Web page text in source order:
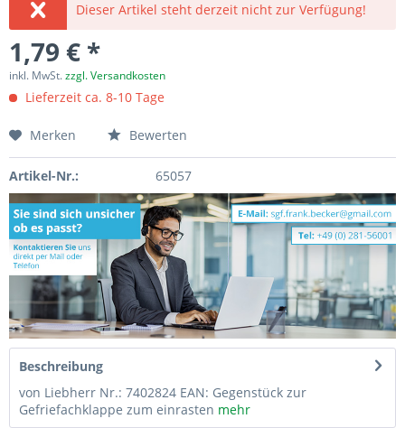
Dieser Artikel steht derzeit nicht zur Verfügung!
1,79 € *
inkl. MwSt.zzgl. Versandkosten
Lieferzeit ca. 8-10 Tage
Merken Bewerten
Artikel-Nr.: 65057
Beschreibung
von Liebherr Nr.: 7402824 EAN: Gegenstück zur
Gefriefachklappe zum einrasten mehr